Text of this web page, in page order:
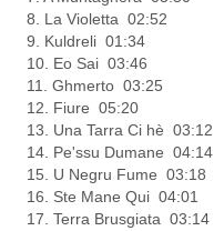
8. La Violetta 02:52
9. Kuldreli 01:34
10. Eo Sai 03:46
11. Ghmerto 03:25
12. Fiure 05:20
13. Una Tarra Ci hè 03:12
14. Pe'ssu Dumane 04:14
15. U Negru Fume 03:18
16. Ste Mane Qui 04:01
17. Terra Brusgiata 03:14